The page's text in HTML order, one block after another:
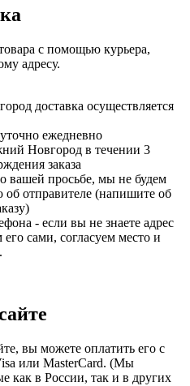
с помощью курьера,
адресу.
доставка осуществляется
ежедневно
Новгород в течении 3
заказа
вашей просьбе, мы не будем
отправителе (напишите об
- если вы не знаете адрес
сами, согласуем место и
вы можете оплатить его с
или MasterCard. (Мы
в России, так и в других